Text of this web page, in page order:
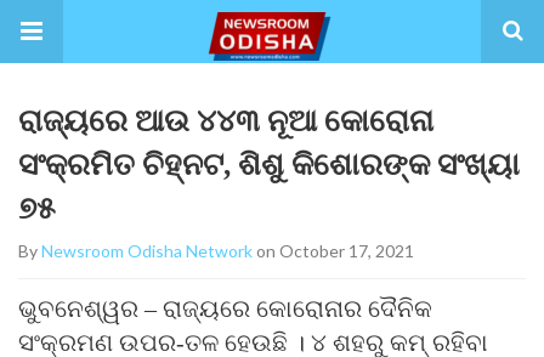
ରାଜ୍ୟରେ ଆଉ ୪୪୩ ନୂଆ କୋରୋନା
ସଂକ୍ରମିତ ଚିହ୍ନଟ, ଶିଶୁ କିଶୋରଙ୍କ ସଂଖ୍ୟା
୭୫
ByNewsroom Odisha Networkon October 17, 2021
ଭୁବନେଶ୍ୱର – ରାଜ୍ୟରେ କୋରୋନାର ଦୈନିକ
ସଂକ୍ରମଣ ଉପର-ତଳ ହେଉଛି । ୪ ଶହରୁ କମ୍ ରହିବା